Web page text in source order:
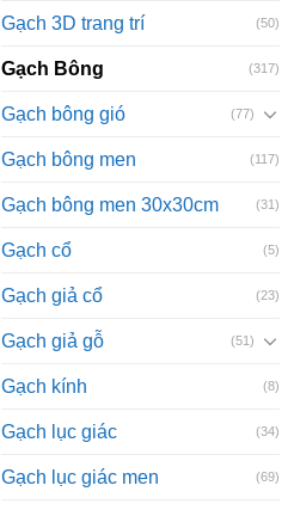
Gạch 3D trang trí (50)
Gạch Bông (317)
Gạch bông gió (77)
Gạch bông men (117)
Gạch bông men 30x30cm (31)
Gạch cổ (5)
Gạch giả cổ (23)
Gạch giả gỗ (51)
Gạch kính (8)
Gạch lục giác (34)
Gạch lục giác men (69)